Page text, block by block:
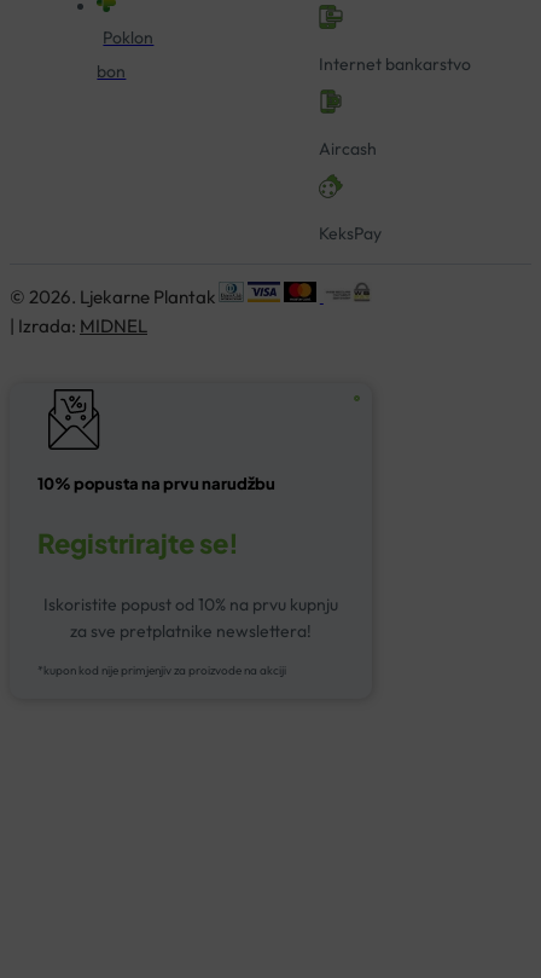
Poklon
bon
Internet bankarstvo
Aircash
KeksPay
© 2026. Ljekarne Plantak
| Izrada: MIDNEL
10% popusta na prvu narudžbu
Registrirajte se!
Iskoristite popust od 10% na prvu kupnju
za sve pretplatnike newslettera!
*kupon kod nije primjenjiv za proizvode na akciji